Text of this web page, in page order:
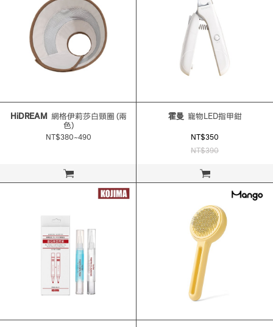
立即購買
HiDREAM網格伊莉莎白頸圈 (兩
色)
NT$380~490
立即購買
霍曼 寵物LED指甲鉗
NT$350
NT$390